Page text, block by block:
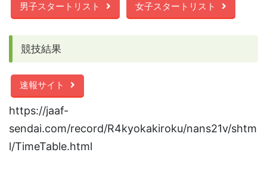
男子スタートリスト 女子スタートリスト
競技結果
速報サイト
https://jaaf-
sendai.com/record/R4kyokakiroku/nans21v/shtm
l/TimeTable.html